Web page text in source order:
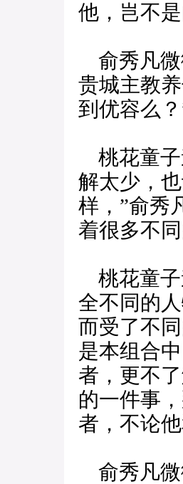
他，岂不
俞秀凡微
贵城主教
到优容么
桃花童子
解太少，
样，”俞秀
着很多不
桃花童子
全不同的
而受了不
是本组合
者，更不
的一件事
者，不论
俞秀凡微